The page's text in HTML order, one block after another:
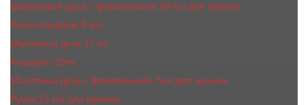
Шариковые духи с феромонами 10 мл для мужчин
Ручка-парфюм 8 мл
Масляные духи 17 ml
Kreasyon 20ml
Масляные духи c феромонами 7мл для мужчин
Ручка 15 мл для мужчин